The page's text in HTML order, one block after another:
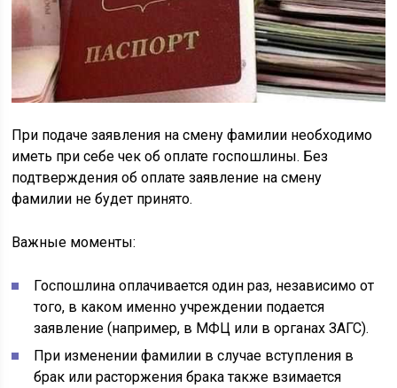
При подаче заявления на смену фамилии необходимо
иметь при себе чек об оплате госпошлины. Без
подтверждения об оплате заявление на смену
фамилии не будет принято.
Важные моменты:
Госпошлина оплачивается один раз, независимо от
того, в каком именно учреждении подается
заявление (например, в МФЦ или в органах ЗАГС).
При изменении фамилии в случае вступления в
брак или расторжения брака также взимается